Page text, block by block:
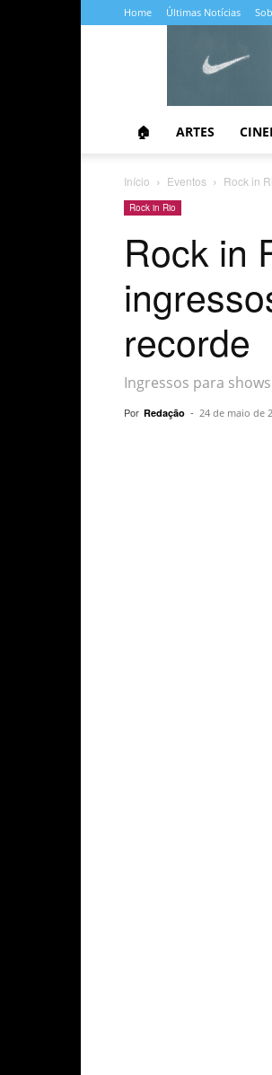
Home Últimas Notícias
🏠 ARTES
Início Eventos Rock in
Rock in Rio
Rock in
recorde
Ingressos para
Por Redação - 24 de maio de